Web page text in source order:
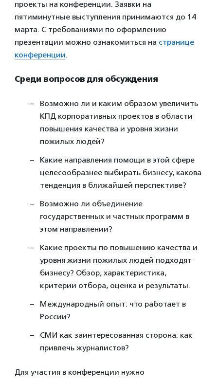
проекты на конференции. Заявки на
пятиминутные выступления принимаются до 14
марта. С требованиями по оформлению
презентации можно ознакомиться на странице
конференции.
Среди вопросов для обсуждения
Возможно ли и каким образом увеличить
КПД корпоративных проектов в области
повышения качества и уровня жизни
пожилых людей?
Какие направления помощи в этой сфере
целесообразнее выбирать бизнесу, какова
тенденция в ближайшей перспективе?
Возможно ли объединение
государственных и частных программ в
этом направлении?
Какие проекты по повышению качества и
уровня жизни пожилых людей подходят
бизнесу? Обзор, характеристика,
критерии отбора, оценка и результаты.
Международный опыт: что работает в
России?
СМИ как заинтересованная сторона: как
привлечь журналистов?
Для участия в конференции нужно